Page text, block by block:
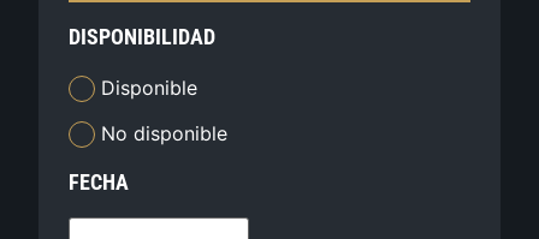
DISPONIBILIDAD
Disponible
No disponible
FECHA